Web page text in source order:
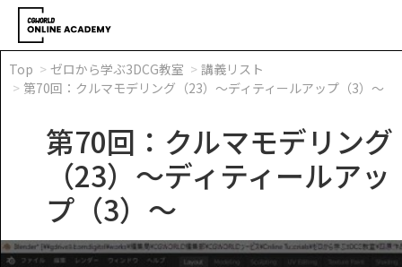
Top ゼロから学ぶ3DCG教室
講義リスト
第70回：クルマモデリング（23）～ディティールアップ（3）～
第70回：クルマモデリング
（23）～ディティールアッ
プ（3）～